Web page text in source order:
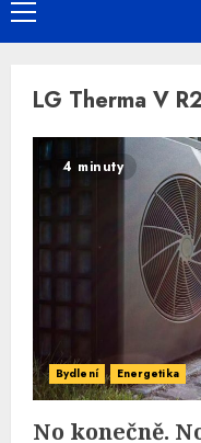
Primary
Menu
LG Therma V
4 minuty
Bydlení Energetika
No konečně.